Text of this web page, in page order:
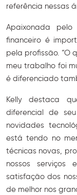
referência nessas
Apaixonada
financeiro é
pela profissão. “O
meu trabalho foi
é diferenciado
Kelly destaca
diferencial de
novidades
está tendo no
técnicas novas,
nossos serviços
satisfação dos
de melhor nos